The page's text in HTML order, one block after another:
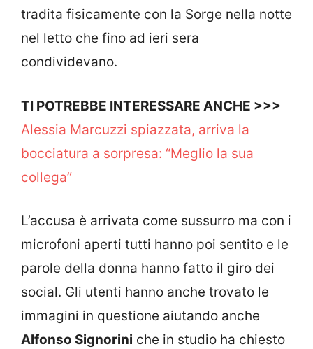
tradita fisicamente con la Sorge nella notte
nel letto che fino ad ieri sera
condividevano.
TI POTREBBE INTERESSARE ANCHE >>>
Alessia Marcuzzi spiazzata, arriva la
bocciatura a sorpresa: “Meglio la sua
collega”
L’accusa è arrivata come sussurro ma con i
microfoni aperti tutti hanno poi sentito e le
parole della donna hanno fatto il giro dei
social. Gli utenti hanno anche trovato le
immagini in questione aiutando anche
Alfonso Signorini che in studio ha chiesto